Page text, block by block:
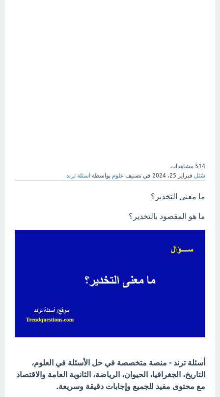
514 مشاهدات
سُئل فبراير 25، 2024 في تصنيف علوم بواسطة اسئلة ترند
ما معنى التخدير؟
ما هو المقصود بالتخدير؟
أسئلة ترند - منصة متخصصة في حل الأسئلة في العلوم،
التاريخ، الجغرافيا، الحيوان، الرياضة، الثانوية العامة والاقتصاد
مع محتوى مفيد للجميع وإجابات دقيقة وسريعة.